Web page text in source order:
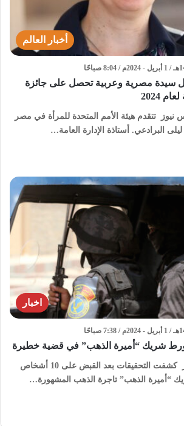
أخبار العالم
أول سيدة مصرية وعربية تحصل على جائزة
2024
نيوز تتقدم هيئة الأمم المتحدة للمرأة في مصر
البرادعي. أستاذة الإدارة العامة…
اخبار
شريك “أميرة الذهب” في قضية خطيرة
القاهره / سفنكس نيوز كشفت التحقيقات بعد القبض على 10 أشخاص
“أميرة الذهب” تاجرة الذهب المشهورة…